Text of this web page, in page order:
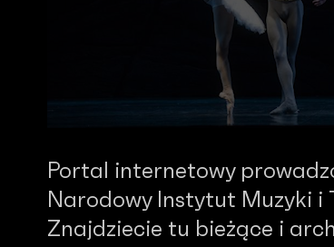
Portal internetowy
Narodowy Instytut Muzyki i
Znajdziecie tu bieżące i